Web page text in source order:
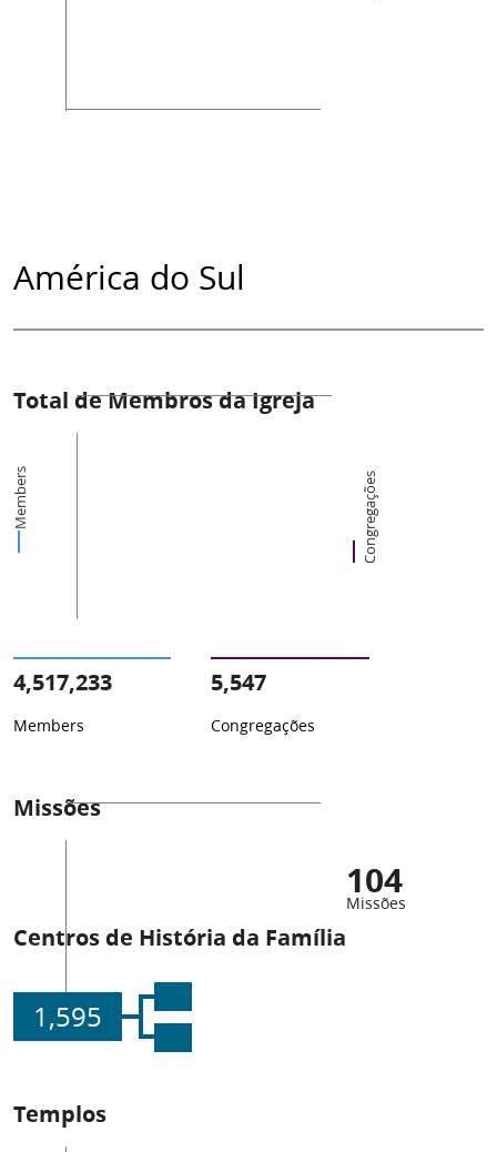
América do Sul
Total de Membros da Igreja
Members Congregações
4,517,233
Members
5,547
Congregações
Missões
104
Missões
Centros de História da Família
1,595
Templos